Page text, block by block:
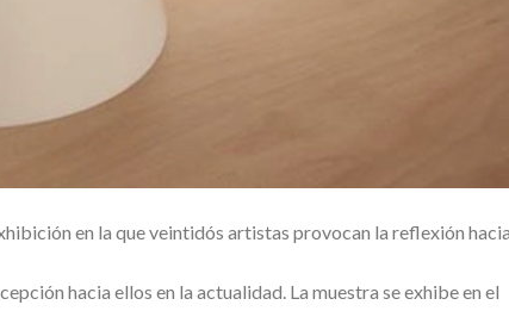
en la que veintidós artistas provocan la reflexión
hacia ellos en la actualidad. La muestra se exhibe en el